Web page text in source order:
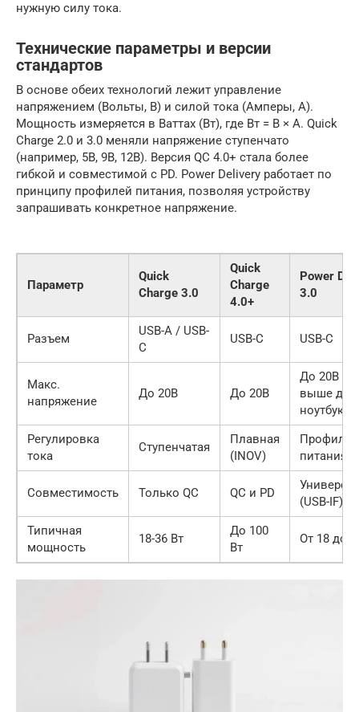
нужную силу тока.
Технические параметры и версии
стандартов
В основе обеих технологий лежит управление
напряжением (Вольты, В) и силой тока (Амперы, А).
Мощность измеряется в Ваттах (Вт), где Вт = В × А. Quick
Charge 2.0 и 3.0 меняли напряжение ступенчато
(например, 5В, 9В, 12В). Версия QC 4.0+ стала более
гибкой и совместимой с PD. Power Delivery работает по
принципу профилей питания, позволяя устройству
запрашивать конкретное напряжение.
Параметр
Quick
Charge 3.0
Quick
Charge
4.0+
Power
3.0
Разъем
USB-A / USB-
C
USB-C USB-C
Макс.
напряжение
До 20В До 20В
До 20В (и
выше для
Регулировка
тока
Ступенчатая
Плавная
(INOV)
Профили
питания
Совместимость Только QC QC и PD
(USB-IF)
Типичная
мощность
18-36 Вт
До 100
Вт
От 18 до